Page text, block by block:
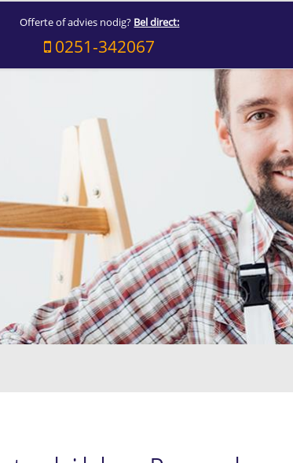
Offerte of advies nodig? Bel direct:
0251-342067